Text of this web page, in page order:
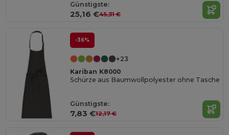
Günstigste:
25,16 €45,31 €
-36%
+23
Kariban K8000
Schürze aus Baumwollpolyester ohne Tasche
Günstigste:
7,83 €12,17 €